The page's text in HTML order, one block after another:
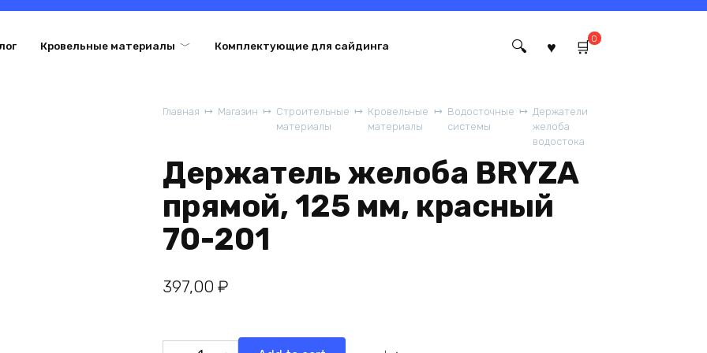
Кровельные материалы Комплектующие для сайдинга
0
Главная Магазин
Строительные
материалы
Кровельные
материалы
Водосточные
системы
Держатели
желоба
водостока
Держатель желоба BRYZA
прямой, 125 мм, краcный
70-201
397,00 ₽
Держатель